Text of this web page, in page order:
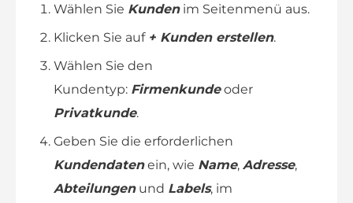
Wählen Sie Kundenim Seitenmenü aus.
Klicken Sie auf + Kunden erstellen.
Wählen Sie den
Kundentyp: Firmenkundeoder
Privatkunde.
Geben Sie die erforderlichen
Kundendatenein, wie Name, Adresse,
Abteilungenund Labels, im